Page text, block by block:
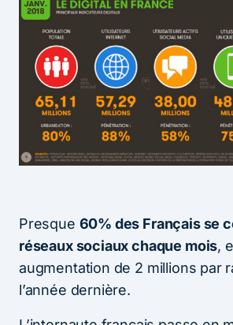
Presque 60% des Français se
réseaux sociaux chaque mois,
augmentation de 2 millions par
l’année dernière.